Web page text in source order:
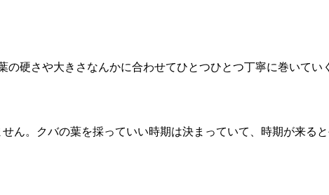
硬さや大きさなんかに合わせてひとつひとつ丁寧に巻いてい
ん。クバの葉を採っていい時期は決まっていて、時期が来る